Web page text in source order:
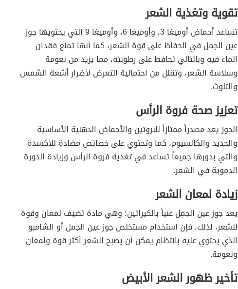
تقوية وتغذية الشعر
تساعد أحماض أوميغا 3، وأوميغا 6، وأوميغا 9 التي يحتويها جوز
عين الجمل في الحفاظ على قوة الشعر، كما أنها تمنع فقدان
الماء فيه وبالتالي تحافظ على رطوبته، مما يزيد من نعومة
وسلاسة الشعر، وتقلل من احتمالية التعرض لأضرار أشعة الشمس
والتلوث.
تعزيز صحة فروة الرأس
الجوز يعد مصدراً ممتازاً للبروتين والأحماض الدهنية الأساسية
والحديد والكالسيوم، كما وتحتوي على خصائص مضادة للأكسدة
والتي بدورها جميعاً تساعد في تغذية فروة الرأس وزيادة الدورة
الدموية في الشعر.
زيادة لمعان الشعر
يعد جوز عين الجمل غنياً بالكيراتين؛ وهي مادة تضيف لمعان وقوة
للشعر، لذلك، فإن استخدام مستخلص جوز عين الجمل أو الشامبو
الذي يحتوي عليه بانتظام يمكن أن يصبح الشعر أكثر قوة ولمعان
ونعومة.
تأخير ظهور الشعر الأبيض